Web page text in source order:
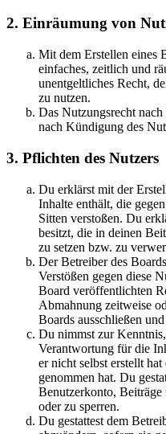
2. Einräumung von
Mit dem Erstellen eines
einfaches, zeitlich und
unentgeltliches Recht,
zu nutzen.
Das Nutzungsrecht
nach Kündigung des
3. Pflichten des Nutzers
Du erklärst mit der
Inhalte enthält, die
Sitten verstoßen. Du
besitzt, die in deinen
zu setzen bzw. zu
Der Betreiber des
Verstößen gegen diese
Board veröffentlichten
Abmahnung zeitweise
Boards ausschließen
Du nimmst zur
Verantwortung für die
er nicht selbst erstellt
genommen hat. Du
Benutzerkonto,
oder zu sperren.
Du gestattest dem